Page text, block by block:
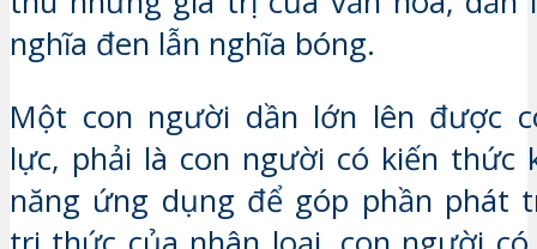
nghĩa đen lẫn nghĩa bóng.
Một con người dần lớn lên được
lực, phải là con người có kiến thức
năng ứng dụng để góp phần phát